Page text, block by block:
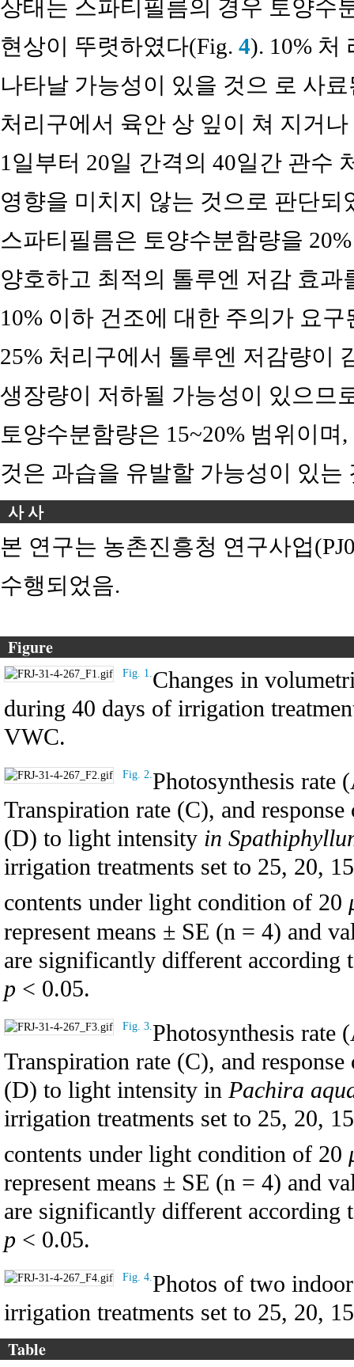
상태는 스파티필름의 경우 토양수
현상이 뚜렷하였다(Fig. 4). 10% 처
나타날 가능성이 있을 것으 로 사
처리구에서 육안 상 잎이 쳐 지거
1일부터 20일 간격의 40일간 관수
영향을 미치지 않는 것으로 판단되
스파티필름은 토양수분함량을
양호하고 최적의 톨루엔 저감 효
10% 이하 건조에 대한 주의가 요
25% 처리구에서 톨루엔 저감량이
생장량이 저하될 가능성이 있으므
토양수분함량은 15~20% 범위이
것은 과습을 유발할 가능성이 있는
사 사
본 연구는 농촌진흥청 연구사업
수행되었음.
Figure
Fig. 1.Changes in
during 40 days of irrigation
VWC.
Fig. 2.Photosynthesis rate
Transpiration rate (C), and
(D) to light intensity in
irrigation treatments set to 25, 20,
contents under light condition of 20
represent means ± SE (n = 4) and
are significantly different according
p < 0.05.
Fig. 3. Photosynthesis rate
Transpiration rate (C), and
(D) to light intensity in Pachira
irrigation treatments set to 25, 20,
contents under light condition of 20
represent means ± SE (n = 4) and
are significantly different according
p < 0.05.
Fig. 4. Photos of two
irrigation treatments set to 25, 20,
Table